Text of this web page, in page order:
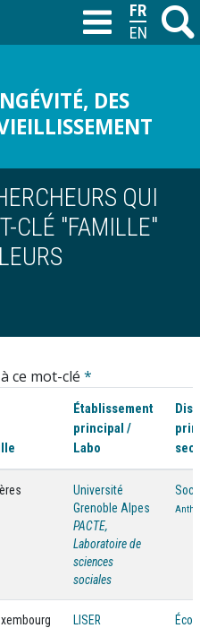
M
DES
T
QUI
CLÉ "FAMILLE"
ce mot-clé *
Établissement
principal /
Labo
Université
Grenoble Alpes
PACTE,
Laboratoire de
sciences
sociales
LISER
FRANÇAIS
ENGLISH